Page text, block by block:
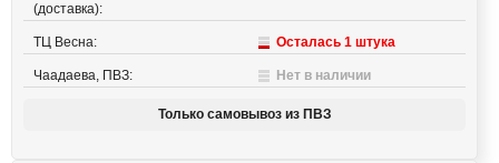
(доставка):
ТЦ Весна: Осталась 1 штука
Чаадаева, ПВЗ: Нет в наличии
Только самовывоз из ПВЗ